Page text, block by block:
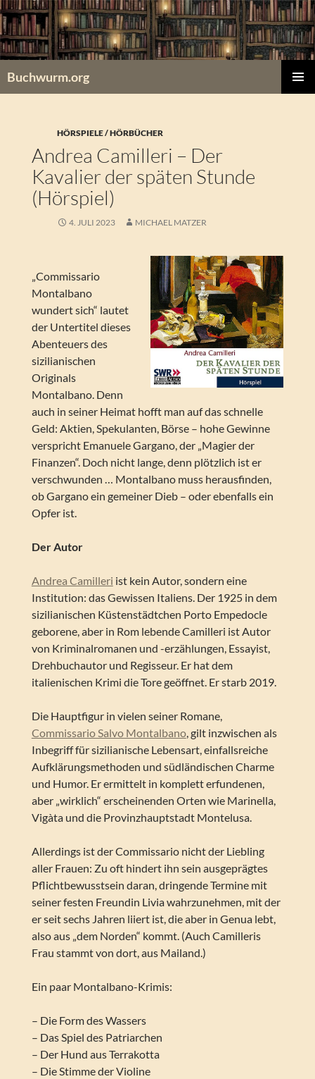
Zum
Inhalt
springen
Buchwurm.org
HÖRSPIELE / HÖRBÜCHER
Andrea Camilleri – Der
Kavalier der späten Stunde
(Hörspiel)
4. JULI 2023 MICHAEL MATZER
„Commissario
Montalbano
wundert sich“ lautet
der Untertitel dieses
Abenteuers des
sizilianischen
Originals
Montalbano. Denn
auch in seiner Heimat hofft man auf das schnelle
Geld: Aktien, Spekulanten, Börse – hohe Gewinne
verspricht Emanuele Gargano, der „Magier der
Finanzen“. Doch nicht lange, denn plötzlich ist er
verschwunden … Montalbano muss herausfinden,
ob Gargano ein gemeiner Dieb – oder ebenfalls ein
Opfer ist.
Der Autor
Andrea Camilleri ist kein Autor, sondern eine
Institution: das Gewissen Italiens. Der 1925 in dem
sizilianischen Küstenstädtchen Porto Empedocle
geborene, aber in Rom lebende Camilleri ist Autor
von Kriminalromanen und -erzählungen, Essayist,
Drehbuchautor und Regisseur. Er hat dem
italienischen Krimi die Tore geöffnet. Er starb 2019.
Die Hauptfigur in vielen seiner Romane,
Commissario Salvo Montalbano, gilt inzwischen als
Inbegriff für sizilianische Lebensart, einfallsreiche
Aufklärungsmethoden und südländischen Charme
und Humor. Er ermittelt in komplett erfundenen,
aber „wirklich“ erscheinenden Orten wie Marinella,
Vigàta und die Provinzhauptstadt Montelusa.
Allerdings ist der Commissario nicht der Liebling
aller Frauen: Zu oft hindert ihn sein ausgeprägtes
Pflichtbewusstsein daran, dringende Termine mit
seiner festen Freundin Livia wahrzunehmen, mit der
er seit sechs Jahren liiert ist, die aber in Genua lebt,
also aus „dem Norden“ kommt. (Auch Camilleris
Frau stammt von dort, aus Mailand.)
Ein paar Montalbano-Krimis:
– Die Form des Wassers
– Das Spiel des Patriarchen
– Der Hund aus Terrakotta
– Die Stimme der Violine